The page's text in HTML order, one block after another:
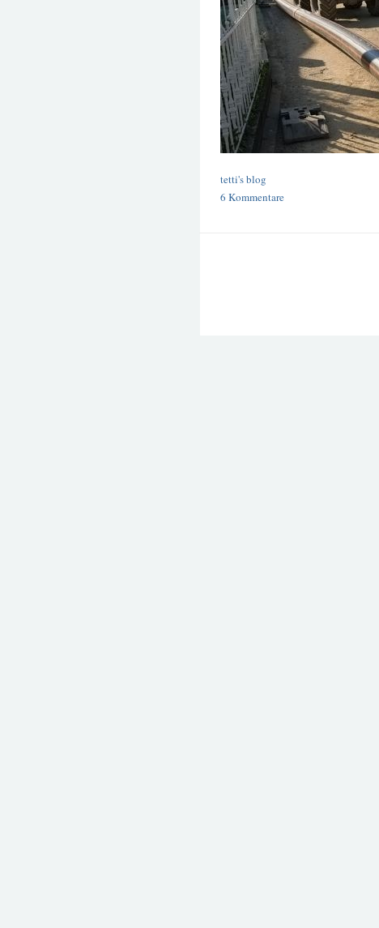
tetti's blog
6 Kommentare